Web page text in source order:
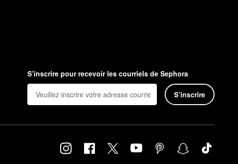
S’inscrire pour recevoir les courriels de Sephora
S’inscrire